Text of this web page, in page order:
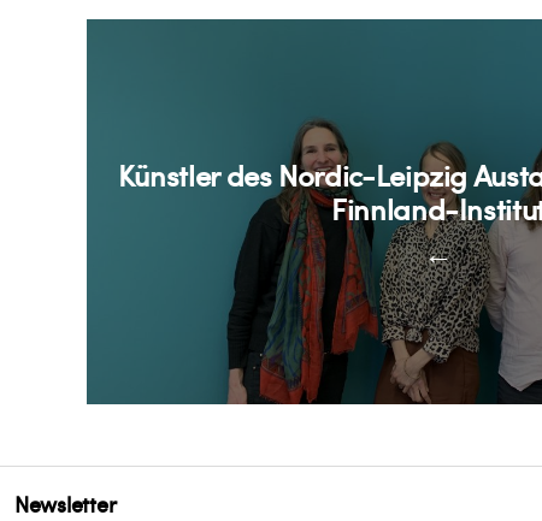
←
Künstler des Nordic-Leipzig
Finnland-
Newsletter